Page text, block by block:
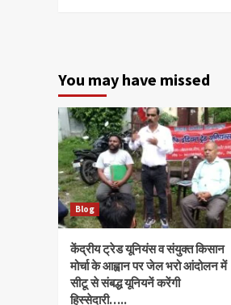
You may have missed
Blog
केंद्रीय ट्रेड यूनियंस व संयुक्त किसान
मोर्चा के आह्वान पर जेल भरो आंदोलन में
सीटू से संबद्ध यूनियनें करेंगी
हिस्सेदारी…..